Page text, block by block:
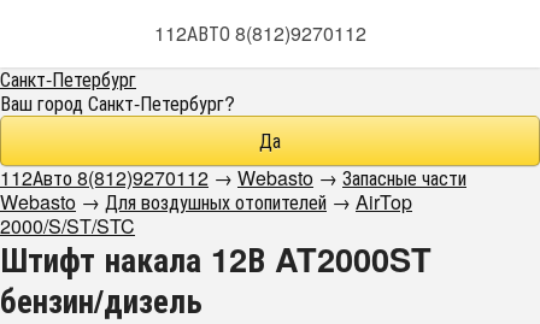
112АВТО 8(812)9270112
Санкт-Петербург
Ваш городСанкт-Петербург?
112Авто 8(812)9270112 → Webasto → Запасные части
Webasto → Для воздушных отопителей → AirTop
2000/S/ST/STC
Штифт накала 12В AT2000ST
бензин/дизель